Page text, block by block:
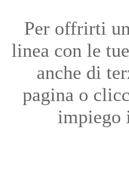
Per offrirti
linea con le
anche di
pagina o
impiego